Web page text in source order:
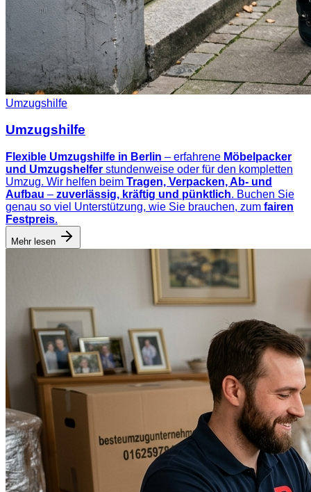
Umzugshilfe
Umzugshilfe
Flexible Umzugshilfe in Berlin – erfahrene Möbelpacker
und Umzugshelfer stundenweise oder für den kompletten
Umzug. Wir helfen beim Tragen, Verpacken, Ab- und
Aufbau – zuverlässig, kräftig und pünktlich. Buchen Sie
genau so viel Unterstützung, wie Sie brauchen, zum fairen
Festpreis.
Mehr lesen